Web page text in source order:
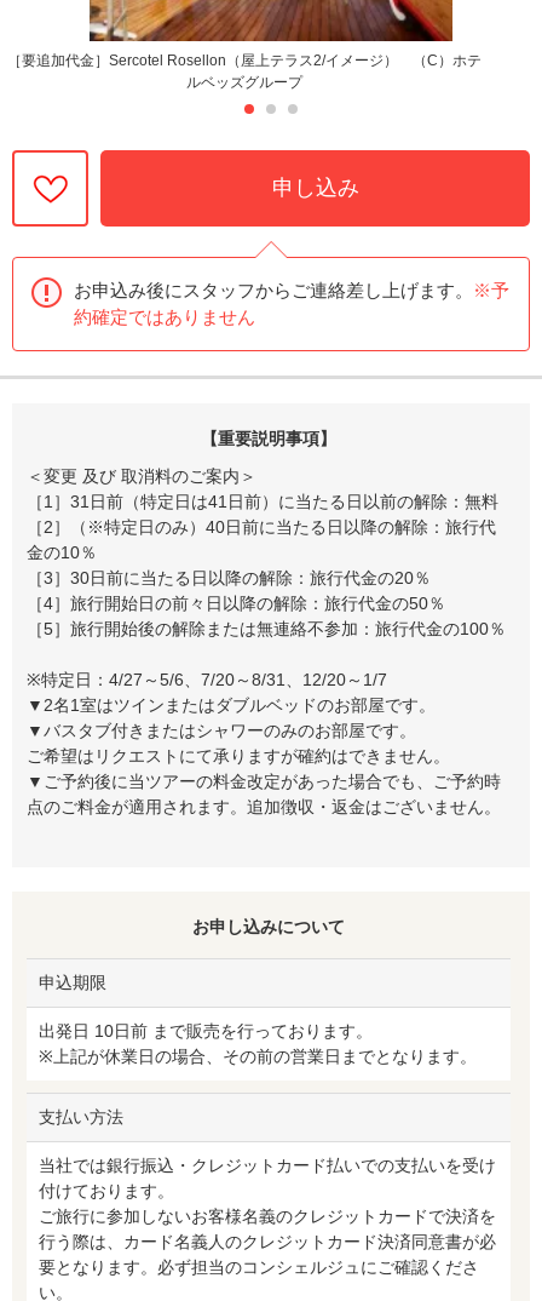
［要追加代金］Sercotel Rosellon（屋上テラス2/イメージ） （C）ホテ
ルベッズグループ
申し込み
お申込み後にスタッフからご連絡差し上げます。
※予
約確定ではありません
【重要説明事項】
＜変更 及び 取消料のご案内＞
［1］31日前（特定日は41日前）に当たる日以前の解除：無料
［2］（※特定日のみ）40日前に当たる日以降の解除：旅行代
金の10％
［3］30日前に当たる日以降の解除：旅行代金の20％
［4］旅行開始日の前々日以降の解除：旅行代金の50％
［5］旅行開始後の解除または無連絡不参加：旅行代金の100％
※特定日：4/27～5/6、7/20～8/31、12/20～1/7
▼2名1室はツインまたはダブルベッドのお部屋です。
▼バスタブ付きまたはシャワーのみのお部屋です。
ご希望はリクエストにて承りますが確約はできません。
▼ご予約後に当ツアーの料金改定があった場合でも、ご予約時
点のご料金が適用されます。追加徴収・返金はございません。
お申し込みについて
申込期限
出発日 10日前 まで販売を行っております。
※上記が休業日の場合、その前の営業日までとなります。
支払い方法
当社では銀行振込・クレジットカード払いでの支払いを受け
付けております。
ご旅行に参加しないお客様名義のクレジットカードで決済を
行う際は、カード名義人のクレジットカード決済同意書が必
要となります。必ず担当のコンシェルジュにご確認くださ
い。